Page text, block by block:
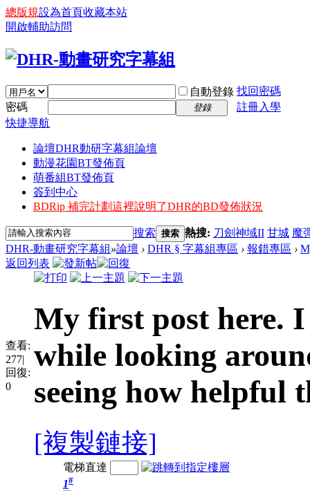
總版規設為首頁收藏本站
開啟輔助訪問
自動登錄 找回密碼
密碼
登錄
註冊入學
快捷導航
論壇DHR動研字幕組論壇
動漫花園BT發佈頁
萌番組BT發佈頁
簽到中心
BDRip 補完計劃這裡說明了DHR的BD發佈狀況
搜索 搜索 熱搜: 刀劍神域II 甘城 魔
DHR-動畫研究字幕組»論壇 › DHR § 字幕組專區 › 報錯專區 ›
返回列表
查看:
277|
回復:
0
My first post here.
while looking
seeing how helpful
[複製鏈接]
電梯直達
1#